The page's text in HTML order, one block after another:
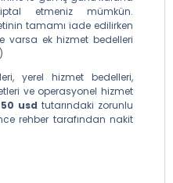
etmeniz mümkün.
tamamı iade edilirken
varsa ek hizmet bedelleri
yerel hizmet bedelleri,
ve operasyonel hizmet
50 usd tutarındaki zorunlu
rehber tarafından nakit